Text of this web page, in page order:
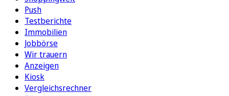
Push
Testberichte
Immobilien
Jobbörse
Wir trauern
Anzeigen
Kiosk
Vergleichsrechner